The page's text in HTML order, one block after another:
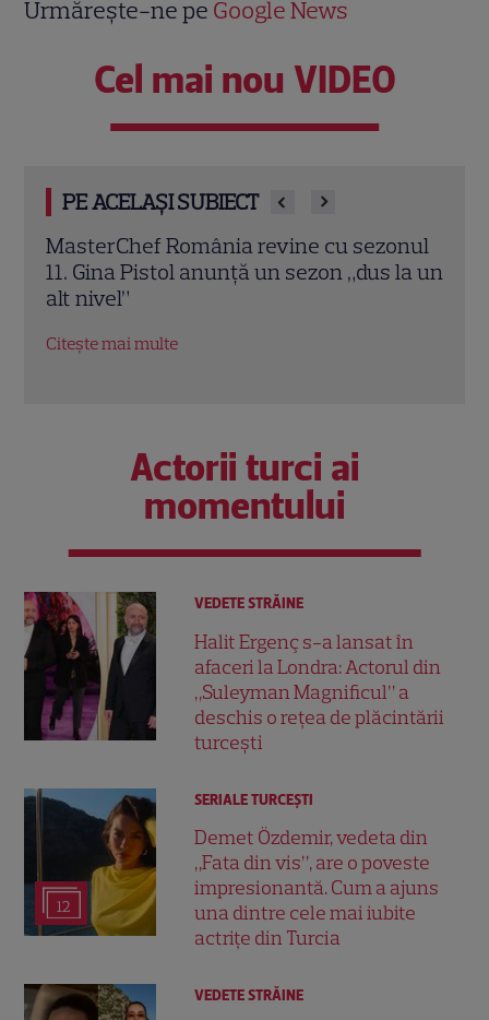
Urmărește-ne pe Google News
Cel mai nou VIDEO
PE ACELAȘI SUBIECT
un
„Îmi este frică de Nea Mărin, dar vreau să
arăt ce pot”. Ce vedete intră în noua
ediție „Poftiți pe la noi – Poftiți la
Actorii turci ai
momentului
VEDETE STRĂINE
Halit Ergenç s-a lansat în
afaceri la Londra: Actorul din
„Suleyman Magnificul” a
deschis o rețea de plăcintării
turcești
12
SERIALE TURCEŞTI
Demet Özdemir, vedeta din
„Fata din vis”, are o poveste
impresionantă. Cum a ajuns
una dintre cele mai iubite
actrițe din Turcia
VEDETE STRĂINE